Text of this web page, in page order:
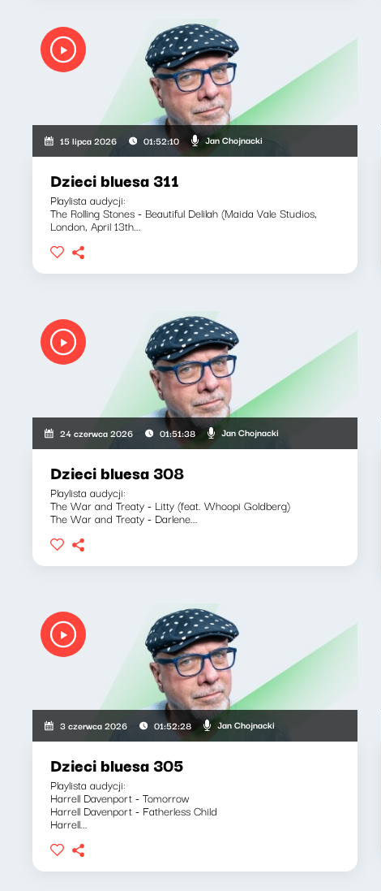
15 lipca 2026 01:52:10 Jan Chojnacki
Dzieci bluesa 311
Playlista audycji:
The Rolling Stones - Beautiful Delilah (Maida Vale Studios,
London, April 13th...
24 czerwca 2026 01:51:38 Jan Chojnacki
Dzieci bluesa 308
Playlista audycji:
The War and Treaty - Litty (feat. Whoopi Goldberg)
The War and Treaty - Darlene...
3 czerwca 2026 01:52:28 Jan Chojnacki
Dzieci bluesa 305
Playlista audycji:
Harrell Davenport - Tomorrow
Harrell Davenport - Fatherless Child
Harrell...